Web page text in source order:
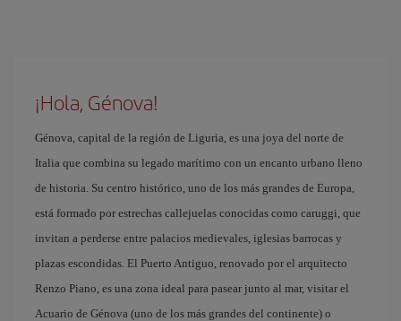
¡Hola, Génova!
Génova, capital de la región de Liguria, es una joya del norte de
Italia que combina su legado marítimo con un encanto urbano lleno
de historia. Su centro histórico, uno de los más grandes de Europa,
está formado por estrechas callejuelas conocidas como caruggi, que
invitan a perderse entre palacios medievales, iglesias barrocas y
plazas escondidas. El Puerto Antiguo, renovado por el arquitecto
Renzo Piano, es una zona ideal para pasear junto al mar, visitar el
Acuario de Génova (uno de los más grandes del continente) o